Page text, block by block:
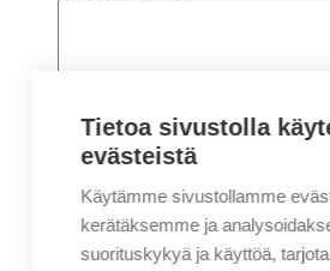
Nimi*
Tietoa sivustolla
evästeistä
Käytämme sivustollamme
kerätäksemme ja
suorituskykyä ja käyttöä,